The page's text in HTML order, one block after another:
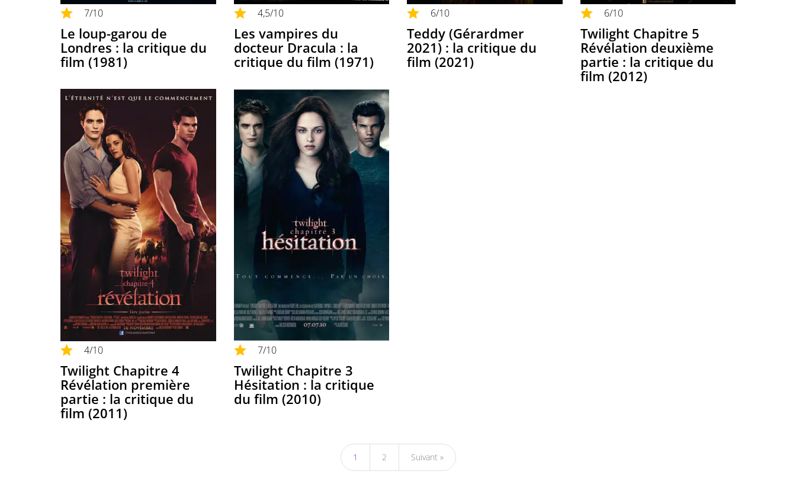
7/10
Le loup-garou de
Londres : la critique du
film (1981)
4,5/10
Les vampires du
docteur Dracula : la
critique du film (1971)
6/10
Teddy (Gérardmer
2021) : la critique du
film (2021)
6/10
Twilight Chapitre 5
Révélation deuxième
partie : la critique du
film (2012)
4/10
Twilight Chapitre 4
Révélation première
partie : la critique du
film (2011)
7/10
Twilight Chapitre 3
Hésitation : la critique
du film (2010)
1 2 Suivant »